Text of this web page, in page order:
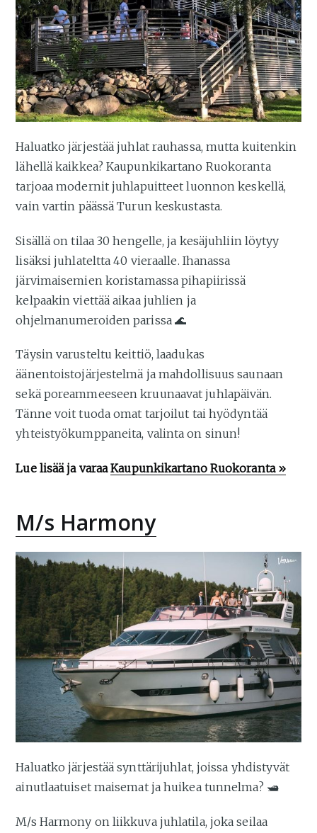
Haluatko järjestää juhlat rauhassa, mutta kuitenkin
lähellä kaikkea? Kaupunkikartano Ruokoranta
tarjoaa modernit juhlapuitteet luonnon keskellä,
vain vartin päässä Turun keskustasta.
Sisällä on tilaa 30 hengelle, ja kesäjuhliin löytyy
lisäksi juhlateltta 40 vieraalle. Ihanassa
järvimaisemien koristamassa pihapiirissä
kelpaakin viettää aikaa juhlien ja
ohjelmanumeroiden parissa 🌊
Täysin varusteltu keittiö, laadukas
äänentoistojärjestelmä ja mahdollisuus saunaan
sekä poreammeeseen kruunaavat juhlapäivän.
Tänne voit tuoda omat tarjoilut tai hyödyntää
yhteistyökumppaneita, valinta on sinun!
Lue lisää ja varaaKaupunkikartano Ruokoranta »
M/s Harmony
Haluatko järjestää synttärijuhlat, joissa yhdistyvät
ainutlaatuiset maisemat ja huikea tunnelma? 🛥️
M/s Harmony on liikkuva juhlatila, joka seilaa